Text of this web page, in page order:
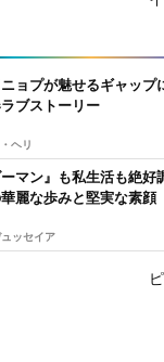
ョプが魅せるギャップ
ブストーリー
ヘリ
ーマン』も私生活も絶
麗な歩みと堅実な素顔
ッセイア